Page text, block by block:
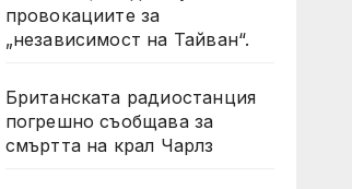
провокациите за
„независимост на Тайван“.
Британската радиостанция
погрешно съобщава за
смъртта на крал Чарлз